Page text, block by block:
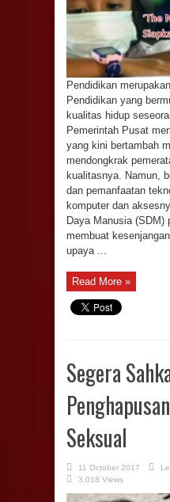
Pendidikan
Pendidikan yang
kualitas hidup
Pemerintah Pusat
yang kini bertambah
mendongkrak
kualitasnya. Namun,
dan pemanfaatan
komputer dan
Daya Manusia (SDM)
membuat
upaya ...
Read More »
Segera
Seksual
11 October 2017
3,018 Views